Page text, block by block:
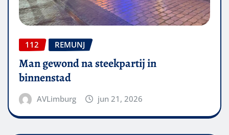
112 REMUNJ
Man gewond na steekpartij in
binnenstad
AVLimburg jun 21, 2026